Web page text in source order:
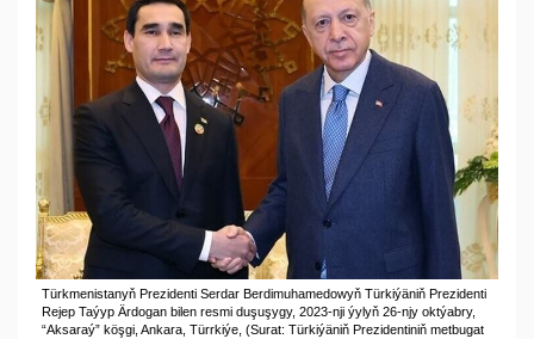
Türkmenistanyň Prezidenti Serdar Berdimuhamedowyň Türkiýäniň Prezidenti
Rejep Taýyp Ärdogan bilen resmi duşuşygy, 2023-nji ýylyň 26-njy oktýabry,
“Aksaraý” köşgi, Ankara, Türrkiýe, (Surat: Türkiýäniň Prezidentiniň metbugat